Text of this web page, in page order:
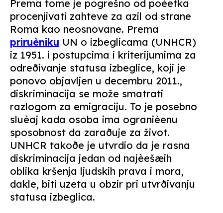
Prema tome je pogrešno od poèetka
procenjivati zahteve za azil od strane
Roma kao neosnovane. Prema
priruèniku UN o izbeglicama (UNHCR)
iz 1951. i postupcima i kriterijumima za
odreðivanje statusa izbeglice, koji je
ponovo objavljen u decembru 2011.,
diskriminacija se može smatrati
razlogom za emigraciju. To je posebno
sluèaj kada osoba ima ogranièenu
sposobnost da zaraðuje za život.
UNHCR takoðe je utvrdio da je rasna
diskriminacija jedan od najèešæih
oblika kršenja ljudskih prava i mora,
dakle, biti uzeta u obzir pri utvrðivanju
statusa izbeglica.